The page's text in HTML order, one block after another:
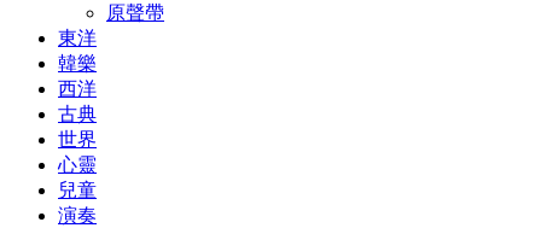
原聲帶
東洋
韓樂
西洋
古典
世界
心靈
兒童
演奏